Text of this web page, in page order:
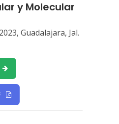
y Molecular
Guadalajara, Jal.